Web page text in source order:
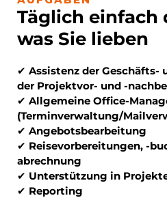
Täglich einfach
was Sie lieben
✔ Assistenz der
der Projektvor- und -
✔ Allgemeine Office-
(Terminverwaltung/
✔ Angebotsbearbeitung
✔ Reisevorbereitungen, -
abrechnung
✔ Unterstützung in
✔ Reporting